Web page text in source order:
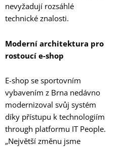
nevyžadují rozsáhlé
technické znalosti.
Moderní architektura pro
rostoucí e-shop
E-shop se sportovním
vybavením z Brna nedávno
modernizoval svůj systém
díky přístupu k technologiím
through platformu IT People.
„Největší změnu jsme